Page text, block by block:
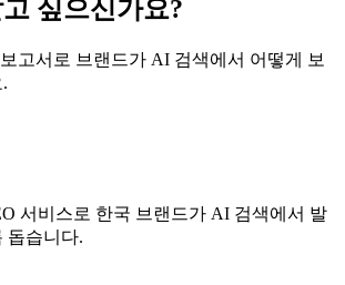
싶으신가요?
고서로 브랜드가 AI 검색에서 어떻게 보
서비스로 한국 브랜드가 AI 검색에서 발
돕습니다.